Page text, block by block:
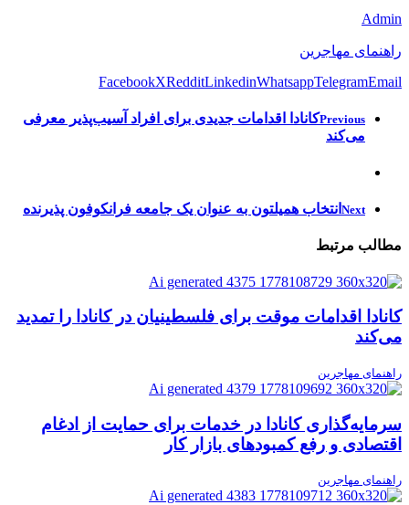
Admin
راهنمای مهاجرین
FacebookXRedditLinkedinWhatsappTelegramEmail
Previousکانادا اقدامات جدیدی برای افراد آسیب‌پذیر معرفی
می‌کند
Next انتخاب همیلتون به عنوان یک جامعه فرانکوفون پذیرنده
مطالب مرتبط
کانادا اقدامات موقت برای فلسطینیان در کانادا را تمدید
می‌کند
راهنمای مهاجرین
سرمایه‌گذاری کانادا در خدمات برای حمایت از ادغام
اقتصادی و رفع کمبودهای بازار کار
راهنمای مهاجرین